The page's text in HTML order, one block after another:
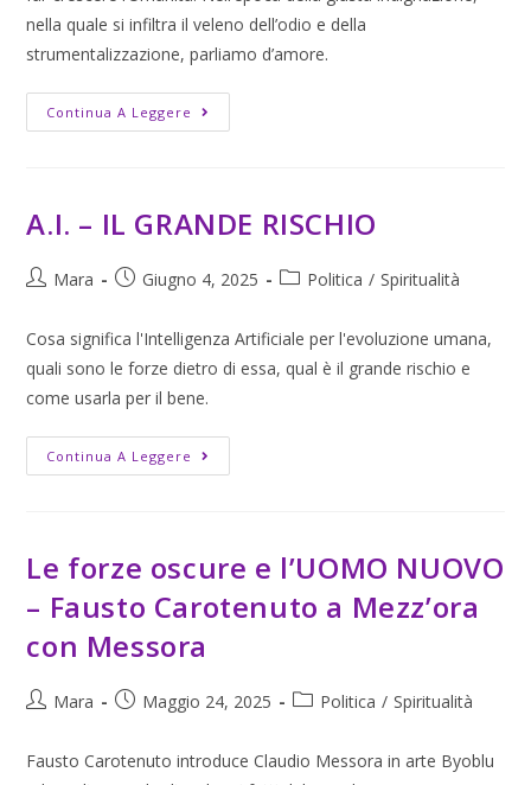
nella quale si infiltra il veleno dell’odio e della
strumentalizzazione, parliamo d’amore.
Continua A Leggere
A.I. – IL GRANDE RISCHIO
Mara Giugno 4, 2025 Politica / Spiritualità
Cosa significa l'Intelligenza Artificiale per l'evoluzione umana,
quali sono le forze dietro di essa, qual è il grande rischio e
come usarla per il bene.
Continua A Leggere
Le forze oscure e l’UOMO NUOVO
– Fausto Carotenuto a Mezz’ora
con Messora
Mara Maggio 24, 2025 Politica / Spiritualità
Fausto Carotenuto introduce Claudio Messora in arte Byoblu